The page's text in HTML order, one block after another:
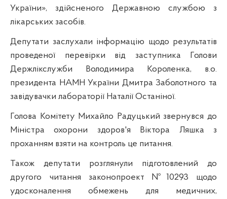
України», здійсненого Державною службою з
лікарських засобів.
Депутати заслухали інформацію щодо результатів
проведеної перевірки від заступника Голови
Держлікслужби Володимира Короленка, в.о.
президента НАМН України Дмитра Заболотного та
завідувачки лабораторії Наталії Останіної.
Голова Комітету Михайло Радуцький звернувся до
Міністра охорони здоров'я Віктора Ляшка з
проханням взяти на контроль це питання.
Також депутати розглянули підготовлений до
другого читання законопроект №10293 щодо
удосконалення обмежень для медичних,